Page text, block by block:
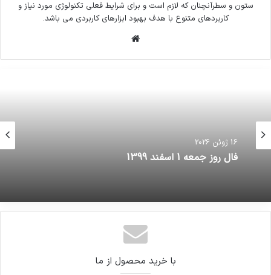
ستون و سطرآنچنان که لازم است و برای شرایط فعلی تکنولوژی مورد نیاز و
کاربردهای متنوع با هدف بهبود ابزارهای کاربردی می باشد.
16 ژوئن 2026
فال روز جمعه 1 اسفند 1399
با خرید محصول از ما